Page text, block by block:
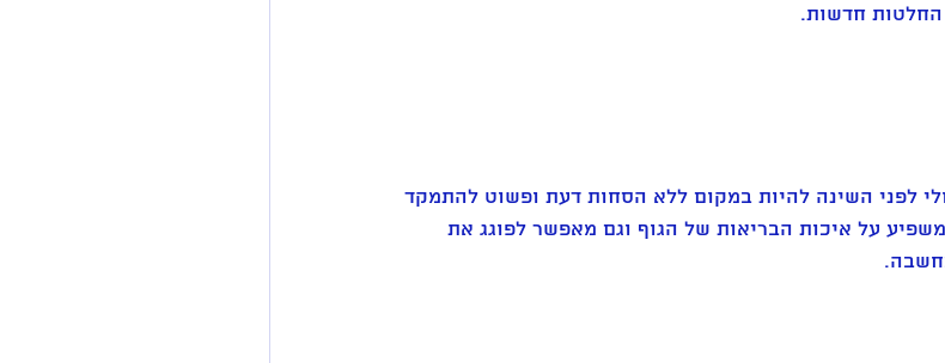
החלטות חדשות.
20 דקות ביום, אולי לפני השינה להיות במקום ללא הסחות דעת ופשוט להתמקד
על איכות הבריאות של הגוף וגם מאפשר לפוגג את